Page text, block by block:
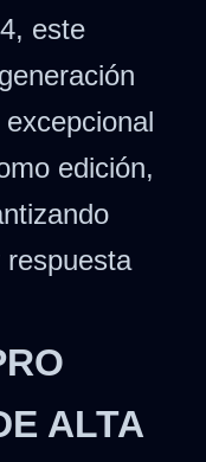
este
edición,
ALTA